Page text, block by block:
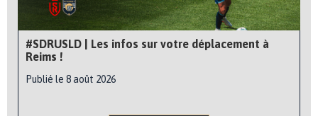
#SDRUSLD | Les infos sur votre déplacement à
Reims !
Publié le 8 août 2026